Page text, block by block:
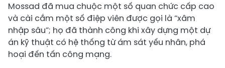
Mossad đã mua chuộc một số quan chức cấp cao
và cài cắm một số điệp viên được gọi là “xâm
nhập sâu”; họ đã thành công khi xây dựng một dự
án kỹ thuật có hệ thống từ ám sát yếu nhân, phá
hoại đến tấn công mạng.